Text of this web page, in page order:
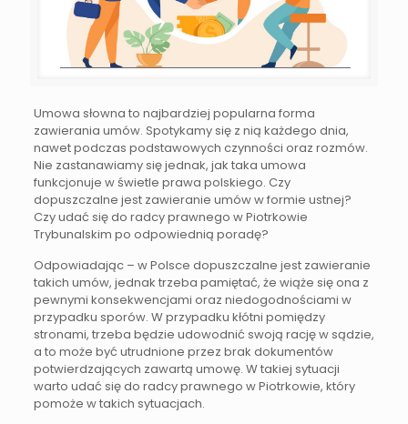
Umowa słowna to najbardziej popularna forma
zawierania umów. Spotykamy się z nią każdego dnia,
nawet podczas podstawowych czynności oraz rozmów.
Nie zastanawiamy się jednak, jak taka umowa
funkcjonuje w świetle prawa polskiego. Czy
dopuszczalne jest zawieranie umów w formie ustnej?
Czy udać się do radcy prawnego w Piotrkowie
Trybunalskim po odpowiednią poradę?
Odpowiadając – w Polsce dopuszczalne jest zawieranie
takich umów, jednak trzeba pamiętać, że wiąże się ona z
pewnymi konsekwencjami oraz niedogodnościami w
przypadku sporów. W przypadku kłótni pomiędzy
stronami, trzeba będzie udowodnić swoją rację w sądzie,
a to może być utrudnione przez brak dokumentów
potwierdzających zawartą umowę. W takiej sytuacji
warto udać się do radcy prawnego w Piotrkowie, który
pomoże w takich sytuacjach.